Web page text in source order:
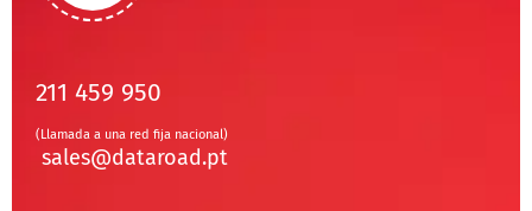
211 459 950
(Llamada a una red fija nacional)
sales@dataroad.pt